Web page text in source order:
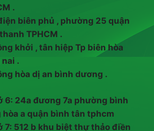
.
biên phủ , phường 25 quận
TPHCM .
khởi , tân hiệp Tp biên hòa
.
hòa dị an bình dương .
6: 24a đương 7a phường bình
hòa a quận bình tân tphcm
7: 512 b khu biệt thự thảo điền